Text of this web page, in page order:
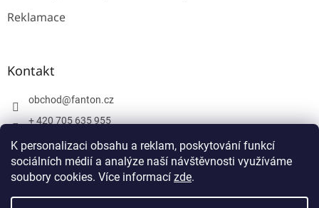
K personalizaci obsahu a reklam, poskytování funkcí
sociálních médií a analýze naší návštěvnosti využíváme
soubory cookies. Více informací zde.
Reklamace
Kontakt
obchod@fanton.cz
+ 420 705 635 955
+ 420 705 635 951